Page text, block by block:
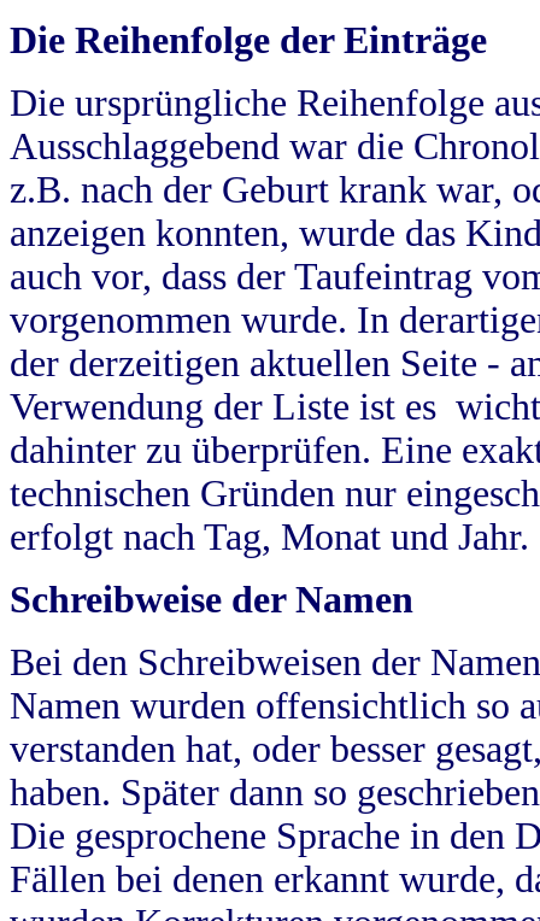
Die Reihenfolge der Einträge
Die ursprüngliche Reihenfolge
Ausschlaggebend war die
z.B. nach der Geburt krank war,
anzeigen konnten, wurde das
auch vor, dass der Taufeintrag
vorgenommen wurde. In
der derzeitigen aktuellen Seite -
Verwendung der Liste ist es
dahinter zu überprüfen. Eine
technischen Gründen nur
erfolgt nach Tag, Monat und Jahr.
Schreibweise der Namen
Bei den Schreibweisen der
Namen wurden offensichtlich so
verstanden hat, oder besser
haben. Später dann so
Die gesprochene Sprache in
Fällen bei denen erkannt wurde,